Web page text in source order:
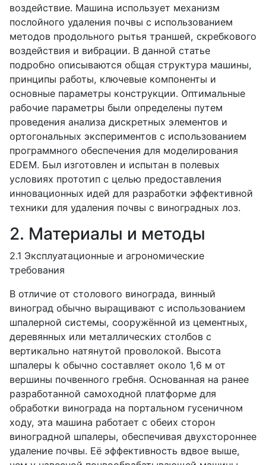
воздействие. Машина использует механизм
послойного удаления почвы с использованием
методов продольного рытья траншей, скребкового
воздействия и вибрации. В данной статье
подробно описываются общая структура машины,
принципы работы, ключевые компоненты и
основные параметры конструкции. Оптимальные
рабочие параметры были определены путем
проведения анализа дискретных элементов и
ортогональных экспериментов с использованием
программного обеспечения для моделирования
EDEM. Был изготовлен и испытан в полевых
условиях прототип с целью предоставления
инновационных идей для разработки эффективной
техники для удаления почвы с виноградных лоз.
2. Материалы и методы
2.1 Эксплуатационные и агрономические
требования
В отличие от столового винограда, винный
виноград обычно выращивают с использованием
шпалерной системы, сооружённой из цементных,
деревянных или металлических столбов с
вертикально натянутой проволокой. Высота
шпалеры k обычно составляет около 1,6 м от
вершины почвенного гребня. Основанная на ранее
разработанной самоходной платформе для
обработки винограда на портальном гусеничном
ходу, эта машина работает с обеих сторон
виноградной шпалеры, обеспечивая двухстороннее
удаление почвы. Её эффективность вдвое выше,